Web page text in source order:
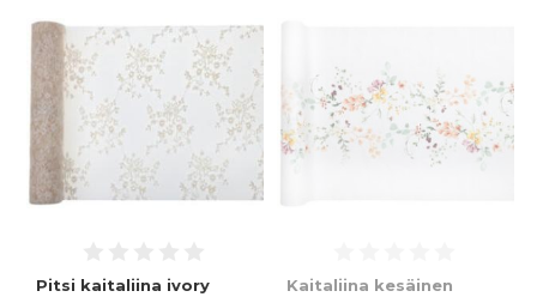
Pitsi kaitaliina ivory
Kaitaliina kesäinen